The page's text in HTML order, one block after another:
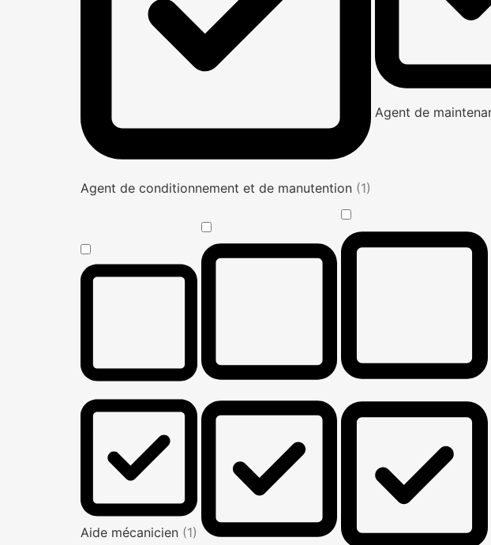
Agent de conditionnement et de manutention (1)
Agent de
Aide mécanicien (1)